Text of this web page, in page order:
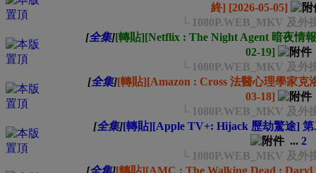
終] [2026-05-05]
└ 1080P.WEB_MKV 及外
[全集][轉貼][Netflix : The Night Agent 暗夜情
02-19]
└ 1080P.WEB_MKV 及外
[全集][轉貼][Amazon : Cross 法醫心理學家克
03-18]
└ 1080P.WEB_MKV 及外
[全集][轉貼][Apple TV+: Hijack 歷劫驚途] 第
... 2
└ 1080P.WEB_MKV 及外
[全集][轉貼][AMC : The Walking Dead :